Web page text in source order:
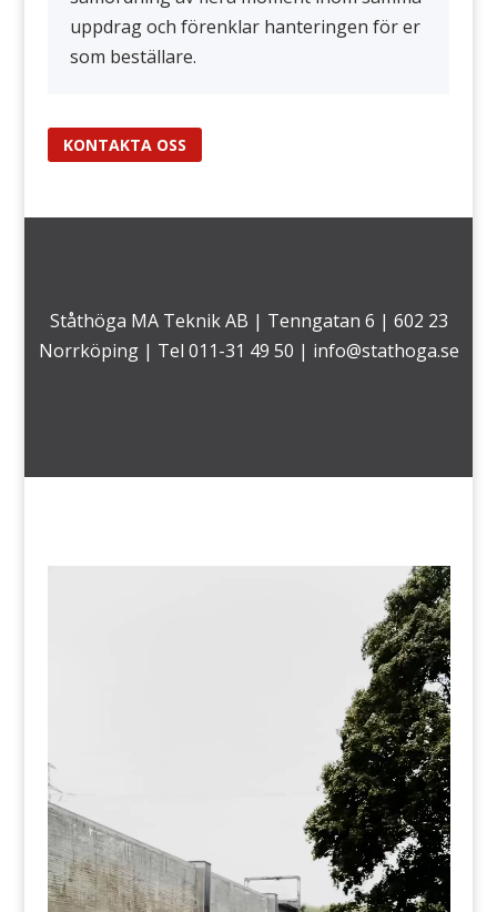
uppdrag och förenklar hanteringen för er
som beställare.
KONTAKTA OSS
Ståthöga MA Teknik AB | Tenngatan 6 | 602 23
Norrköping | Tel 011-31 49 50 | info@stathoga.se